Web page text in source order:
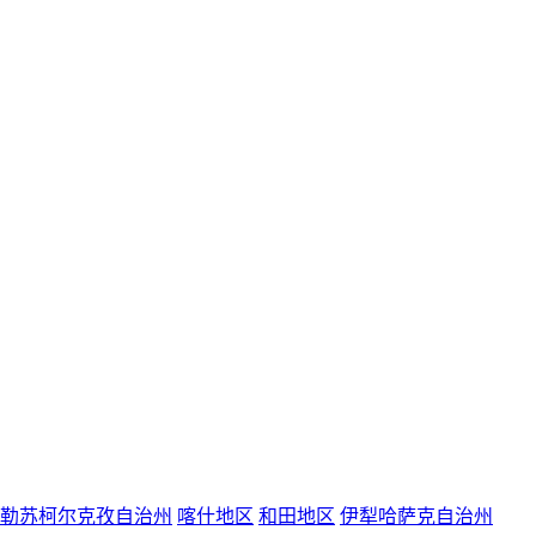
苏柯尔克孜自治州 喀什地区 和田地区 伊犁哈萨克自治州